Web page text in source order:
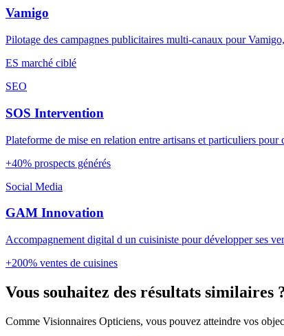
Vamigo
Pilotage des campagnes publicitaires multi-canaux pour
ES marché ciblé
SEO
SOS Intervention
Plateforme de mise en relation entre artisans et particuliers
+40% prospects générés
Social Media
GAM Innovation
Accompagnement digital d un cuisiniste pour développer ses
+200% ventes de cuisines
Vous souhaitez des résultats similaires
Comme Visionnaires Opticiens, vous pouvez atteindre vos